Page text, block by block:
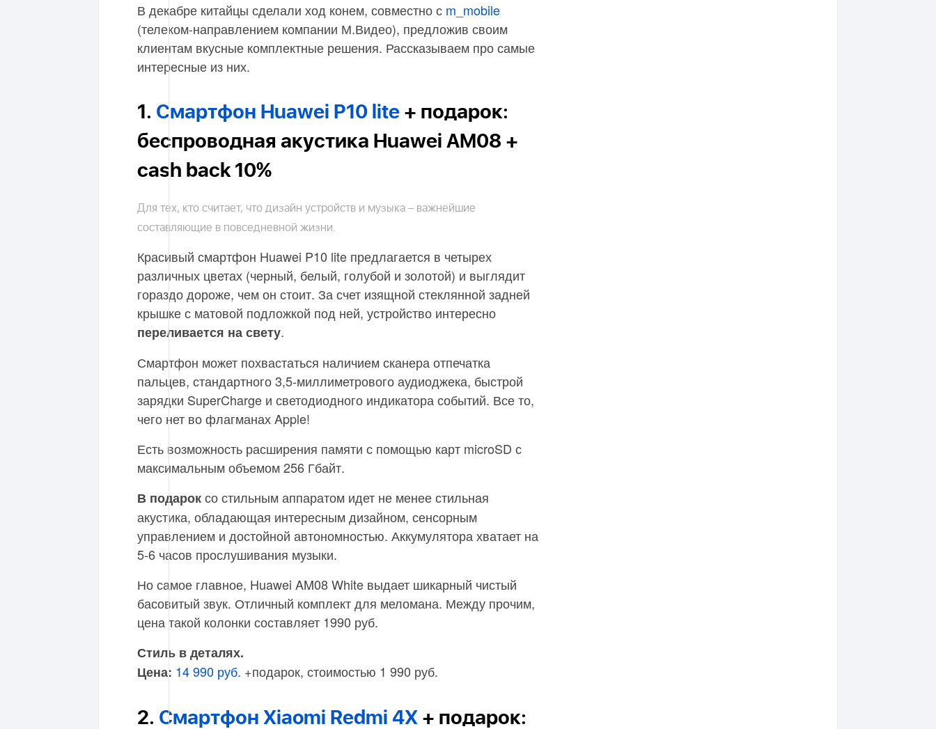
В декабре китайцы сделали ход конем, совместно с m_mobile
(телеком-направлением компании М.Видео), предложив своим
клиентам вкусные комплектные решения. Рассказываем про самые
интересные из них.
1. Смартфон Huawei P10 lite + подарок:
беспроводная акустика Huawei AM08 +
cash back 10%
Для тех, кто считает, что дизайн устройств и музыка – важнейшие
составляющие в повседневной жизни.
Красивый смартфон Huawei P10 lite предлагается в четырех
различных цветах (черный, белый, голубой и золотой) и выглядит
гораздо дороже, чем он стоит. За счет изящной стеклянной задней
крышке с матовой подложкой под ней, устройство интересно
переливается на свету.
Смартфон может похвастаться наличием сканера отпечатка
пальцев, стандартного 3,5-миллиметрового аудиоджека, быстрой
зарядки SuperCharge и светодиодного индикатора событий. Все то,
чего нет во флагманах Apple!
Есть возможность расширения памяти с помощью карт microSD с
максимальным объемом 256 Гбайт.
В подароксо стильным аппаратом идет не менее стильная
акустика, обладающая интересным дизайном, сенсорным
управлением и достойной автономностью. Аккумулятора хватает на
5-6 часов прослушивания музыки.
Но самое главное, Huawei AM08 White выдает шикарный чистый
басовитый звук. Отличный комплект для меломана. Между прочим,
цена такой колонки составляет 1990 руб.
Стиль в деталях.
Цена: 14 990 руб. +подарок, стоимостью 1 990 руб.
2. Смартфон Xiaomi Redmi 4X + подарок: